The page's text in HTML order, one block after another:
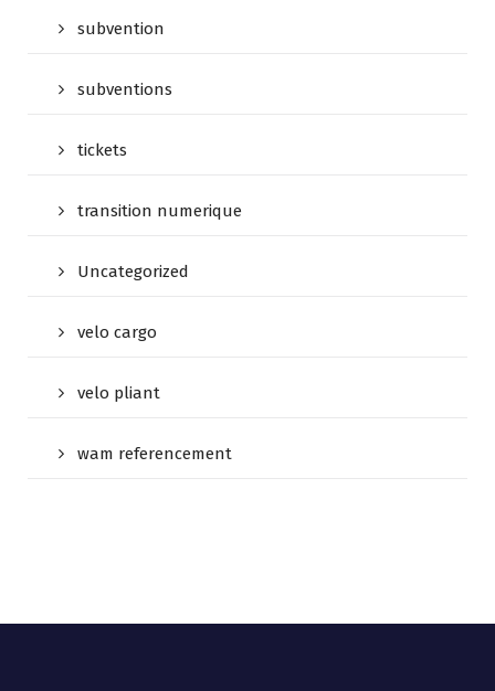
subvention
subventions
tickets
transition numerique
Uncategorized
velo cargo
velo pliant
wam referencement